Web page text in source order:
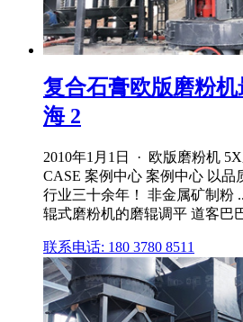
复合石膏欧版磨粉
海 2
2010年1月1日 · 欧版磨粉机
CASE 案例中心 案例中心 以品
行业三十余年！ 非金属矿制粉
辊式磨粉机的磨辊调平 道客巴
联系电话: 180 3780 8511